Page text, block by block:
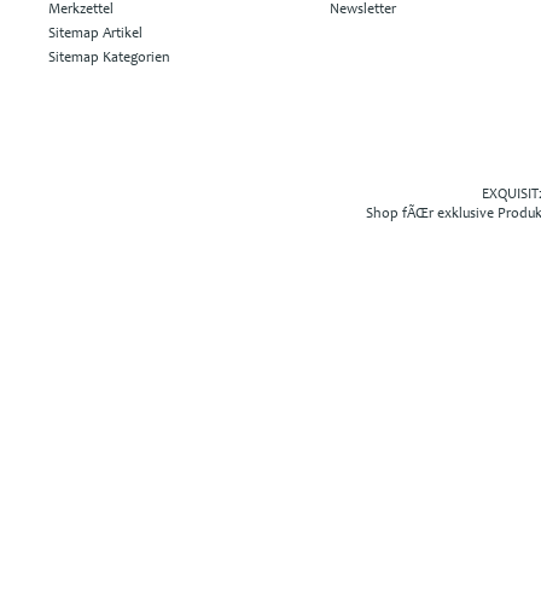
Merkzettel
Sitemap Artikel
Sitemap Kategorien
Newsletter
Shop fÃŒr exklusive